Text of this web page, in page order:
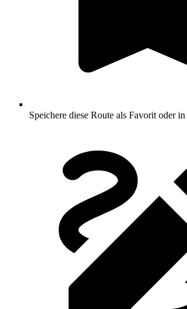
Speichere diese Route als Favorit oder